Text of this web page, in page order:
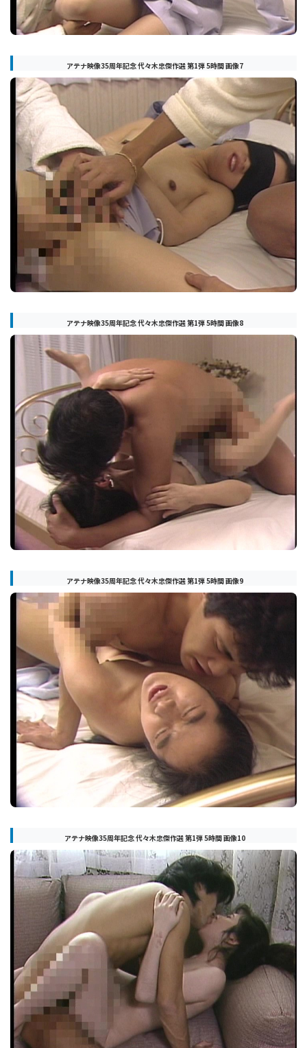
アテナ映像35周年記念 代々木忠傑作選 第1弾 5時間 画像7
アテナ映像35周年記念 代々木忠傑作選 第1弾 5時間 画像8
アテナ映像35周年記念 代々木忠傑作選 第1弾 5時間 画像9
アテナ映像35周年記念 代々木忠傑作選 第1弾 5時間 画像10